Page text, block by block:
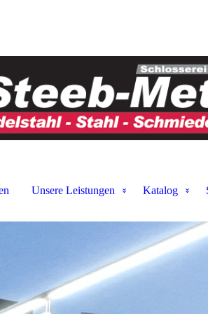
Unsere Leistungen Katalog